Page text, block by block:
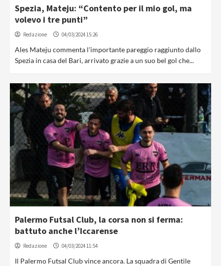
Spezia, Mateju: “Contento per il mio gol, ma
volevo i tre punti”
Redazione 04/03/2024 15:26
Ales Mateju commenta l'importante pareggio raggiunto dallo
Spezia in casa del Bari, arrivato grazie a un suo bel gol che...
Palermo Futsal Club, la corsa non si ferma:
battuto anche l’Iccarense
Redazione 04/03/2024 11:54
Il Palermo Futsal Club vince ancora. La squadra di Gentile